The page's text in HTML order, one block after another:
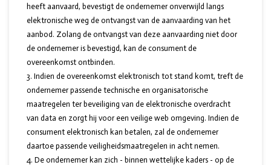
heeft aanvaard, bevestigt de ondernemer onverwijld langs
elektronische weg de ontvangst van de aanvaarding van het
aanbod. Zolang de ontvangst van deze aanvaarding niet door
de ondernemer is bevestigd, kan de consument de
overeenkomst ontbinden.
Indien de overeenkomst elektronisch tot stand komt, treft de
ondernemer passende technische en organisatorische
maatregelen ter beveiliging van de elektronische overdracht
van data en zorgt hij voor een veilige web omgeving. Indien de
consument elektronisch kan betalen, zal de ondernemer
daartoe passende veiligheidsmaatregelen in acht nemen.
De ondernemer kan zich - binnen wettelijke kaders - op de